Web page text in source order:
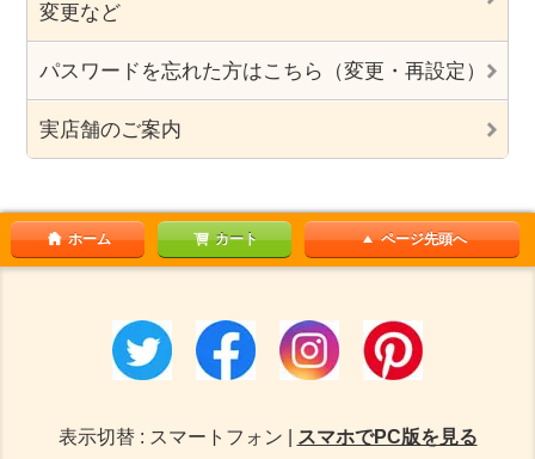
変更など
パスワードを忘れた方はこちら（変更・再設定）
実店舗のご案内
ホーム カート ページ先頭へ
表示切替 : スマートフォン | スマホでPC版を見る